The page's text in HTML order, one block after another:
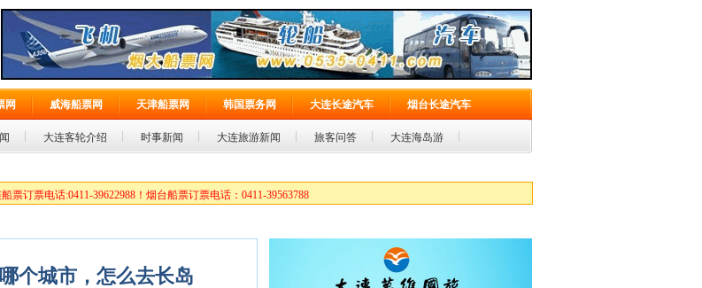
网 威海船票网 天津船票网 韩国票务网 大连长途汽车 烟台长途汽车
大连客轮介绍 时事新闻 大连旅游新闻 旅客问答 大连海岛游
39622988！烟台船票订票电话：0411-39563788
个城市，怎么去长岛